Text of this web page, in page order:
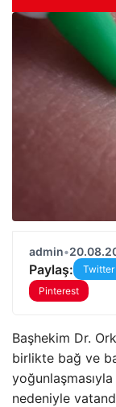
admin•
Paylaş: Twitter
Pinterest
Başhekim Dr.
birlikte bağ ve
yoğunlaşmasıyla
nedeniyle